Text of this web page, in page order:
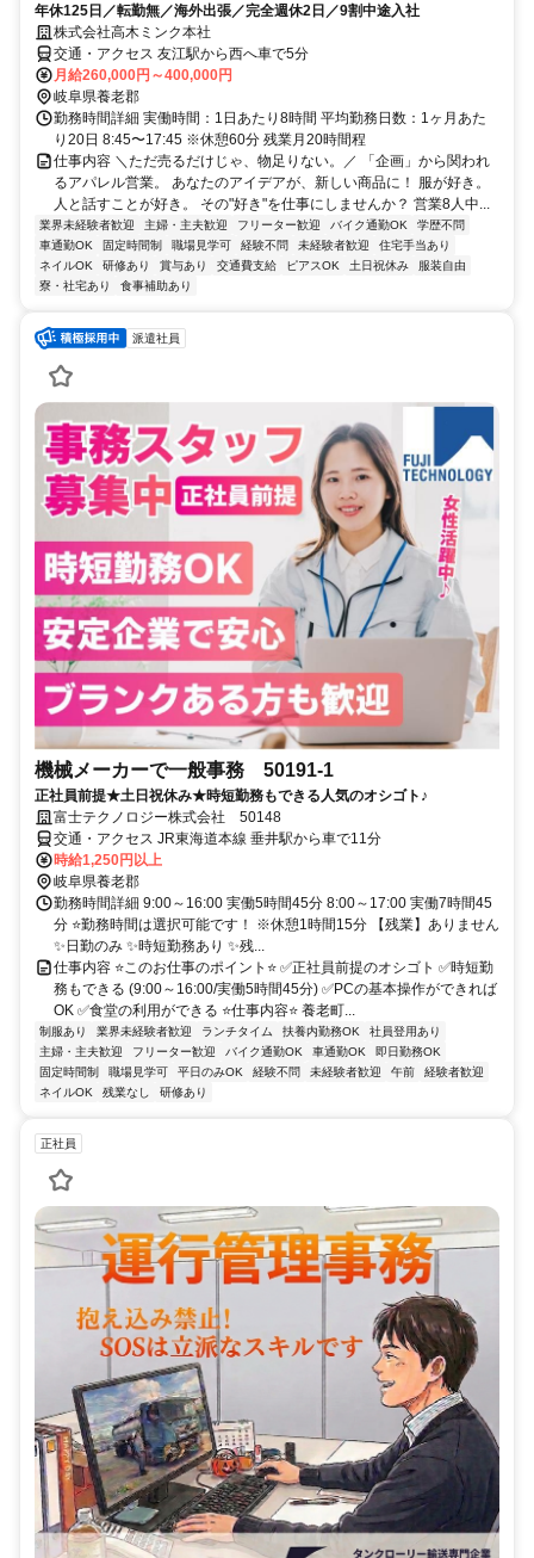
年休125日／転勤無／海外出張／完全週休2日／9割中途入社
株式会社高木ミンク本社
交通・アクセス 友江駅から西へ車で5分
月給260,000円～400,000円
岐阜県養老郡
勤務時間詳細 実働時間：1日あたり8時間 平均勤務日数：1ヶ月あた
り20日 8:45〜17:45 ※休憩60分 残業⽉20時間程
仕事内容 ＼ただ売るだけじゃ、物足りない。／ 「企画」から関われ
るアパレル営業。 あなたのアイデアが、新しい商品に！ 服が好き。
人と話すことが好き。 その"好き"を仕事にしませんか？ 営業8人中...
業界未経験者歓迎 主婦・主夫歓迎 フリーター歓迎 バイク通勤OK
学歴不問
車通勤OK
固定時間制 職場見学可 経験不問 未経験者歓迎
住宅手当あり
ネイルOK
研修あり 賞与あり 交通費支給 ピアスOK 土日祝休み
服装自由
寮・社宅あり
食事補助あり
派遣社員
機械メーカーで一般事務 50191-1
正社員前提★土日祝休み★時短勤務もできる人気のオシゴト♪
富士テクノロジー株式会社 50148
交通・アクセス JR東海道本線 垂井駅から車で11分
時給1,250円以上
岐阜県養老郡
勤務時間詳細 9:00～16:00 実働5時間45分 8:00～17:00 実働7時間45
分 ⭐勤務時間は選択可能です！ ※休憩1時間15分 【残業】ありません
✨日勤のみ ✨時短勤務あり ✨残...
仕事内容 ⭐このお仕事のポイント⭐ ✅正社員前提のオシゴト ✅時短勤
務もできる (9:00～16:00/実働5時間45分) ✅PCの基本操作ができれば
OK ✅食堂の利用ができる ⭐仕事内容⭐ 養老町...
制服あり 業界未経験者歓迎 ランチタイム 扶養内勤務OK
社員登用あり
主婦・主夫歓迎
フリーター歓迎 バイク通勤OK 車通勤OK
即日勤務OK
固定時間制
職場見学可 平日のみOK 経験不問 未経験者歓迎 午前
経験者歓迎
ネイルOK
残業なし 研修あり
正社員